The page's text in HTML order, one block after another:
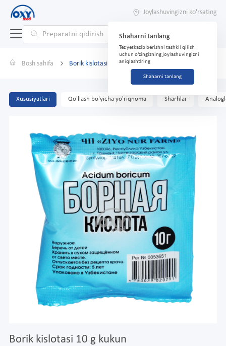
Joylashuvingizni ko'rsating
Shaharni tanlang
Tez yetkazib berishni tashkil qilish
uchun o'zingizning joylashuvingizni
aniqlashtiring
Shaharni tanlang
Bosh sahifa Borik kislotasi 10 g kukun
Xususiyatlari Qo'llash bo'yicha yo'riqnoma Sharhlar
Borik kislotasi 10 g kukun